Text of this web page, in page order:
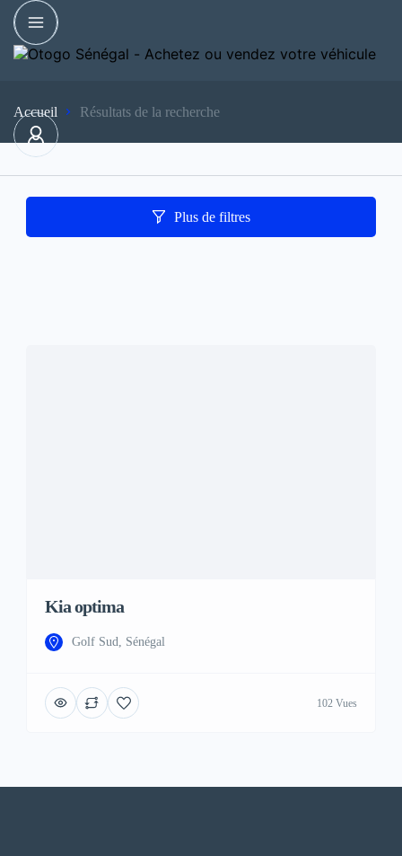
Accueil Résultats de la recherche
Plus de filtres
Kia optima
Golf Sud, Sénégal
102 Vues